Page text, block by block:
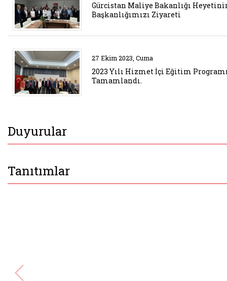
Gürcistan Maliye Bakanlığı
Başkanlığımızı Ziyareti
Belgeyi aç: 2023 yili hizmet ici
27 Ekim 2023, Cuma
2023 Yılı Hizmet İçi Eğitim
Tamamlandı.
Duyurular
Tanıtımlar